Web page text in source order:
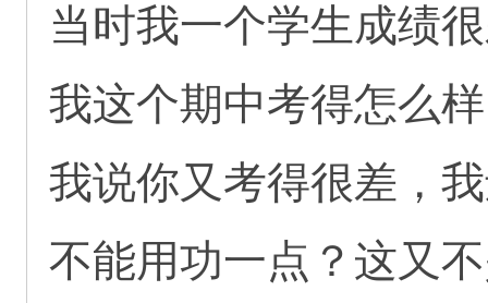
当时我一个学生成绩
我这个期中考得怎么
我说你又考得很差，
不能用功一点？这又